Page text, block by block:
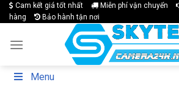
Skip
to
Cam kết giá tốt nhất Miễn phí vận chuyển
hàng
Bảo hành tận nơi
Menu